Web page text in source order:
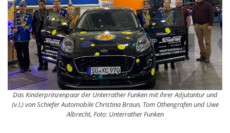
Das Kinderprinzenpaar der Unterrather Funken mit ihrer Adjutantur und
(v.l.) von Schiefer Automobile Christina Braun, Tom Othengrafen und Uwe
Albrecht, Foto: Unterrather Funken